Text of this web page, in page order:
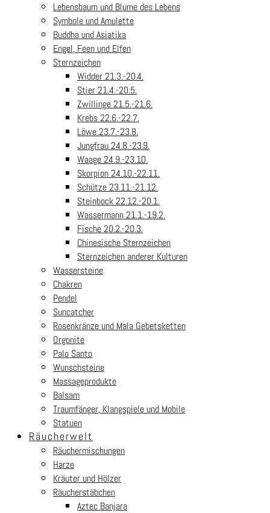
Lebensbaum und Blume des Lebens
Symbole und Amulette
Buddha und Asiatika
Engel, Feen und Elfen
Sternzeichen
Widder 21.3.-20.4.
Stier 21.4.-20.5.
Zwillinge 21.5.-21.6.
Krebs 22.6.-22.7.
Löwe 23.7.-23.8.
Jungfrau 24.8.-23.9.
Waage 24.9.-23.10.
Skorpion 24.10.-22.11.
Schütze 23.11.-21.12.
Steinbock 22.12.-20.1.
Wassermann 21.1.-19.2.
Fische 20.2.-20.3.
Chinesische Sternzeichen
Sternzeichen anderer Kulturen
Wassersteine
Chakren
Pendel
Suncatcher
Rosenkränze und Mala Gebetsketten
Orgonite
Palo Santo
Wunschsteine
Massageprodukte
Balsam
Traumfänger, Klangspiele und Mobile
Statuen
Räucherwelt
Räuchermischungen
Harze
Kräuter und Hölzer
Räucherstäbchen
Aztec Banjara